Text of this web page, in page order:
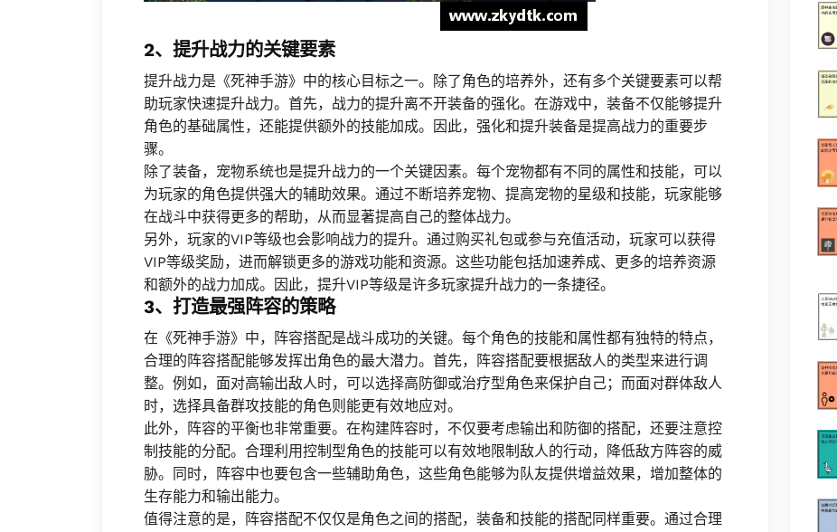
2、提升战力的关键要素
提升战力是《死神手游》中的核心目标之一。除了角色的培养外，还有多个关键要素可以帮
助玩家快速提升战力。首先，战力的提升离不开装备的强化。在游戏中，装备不仅能够提升
角色的基础属性，还能提供额外的技能加成。因此，强化和提升装备是提高战力的重要步
骤。
除了装备，宠物系统也是提升战力的一个关键因素。每个宠物都有不同的属性和技能，可以
为玩家的角色提供强大的辅助效果。通过不断培养宠物、提高宠物的星级和技能，玩家能够
在战斗中获得更多的帮助，从而显著提高自己的整体战力。
另外，玩家的VIP等级也会影响战力的提升。通过购买礼包或参与充值活动，玩家可以获得
VIP等级奖励，进而解锁更多的游戏功能和资源。这些功能包括加速养成、更多的培养资源
和额外的战力加成。因此，提升VIP等级是许多玩家提升战力的一条捷径。
3、打造最强阵容的策略
在《死神手游》中，阵容搭配是战斗成功的关键。每个角色的技能和属性都有独特的特点，
合理的阵容搭配能够发挥出角色的最大潜力。首先，阵容搭配要根据敌人的类型来进行调
整。例如，面对高输出敌人时，可以选择高防御或治疗型角色来保护自己；而面对群体敌人
时，选择具备群攻技能的角色则能更有效地应对。
此外，阵容的平衡也非常重要。在构建阵容时，不仅要考虑输出和防御的搭配，还要注意控
制技能的分配。合理利用控制型角色的技能可以有效地限制敌人的行动，降低敌方阵容的威
胁。同时，阵容中也要包含一些辅助角色，这些角色能够为队友提供增益效果，增加整体的
生存能力和输出能力。
值得注意的是，阵容搭配不仅仅是角色之间的搭配，装备和技能的搭配同样重要。通过合理